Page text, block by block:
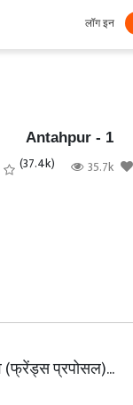
लॉग इन
Antahpur - 1
(37.4k) 35.7k
(फ्रेंड्स प्रपोसल)...